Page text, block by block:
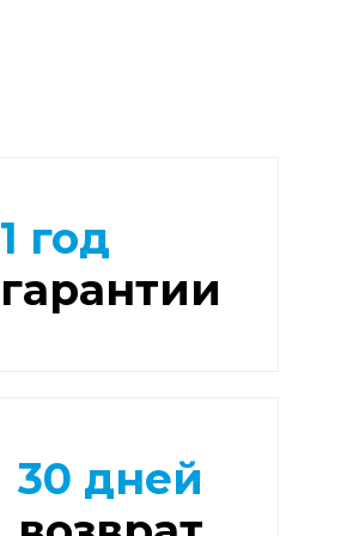
1 год
гарантии
30 дней